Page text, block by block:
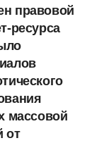
правовой
ресурса
массовой
от